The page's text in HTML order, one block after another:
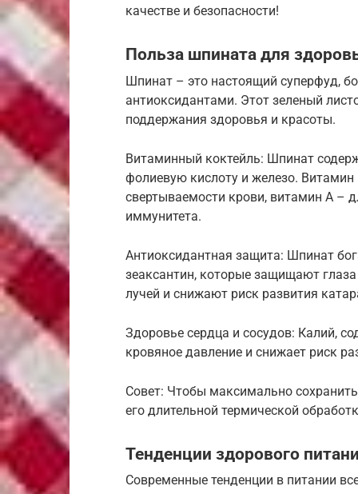
качестве и безопасности!
Польза шпината для
Шпинат – это настоящий суперфуд,
антиоксидантами. Этот зеленый
поддержания здоровья и красоты.
Витаминный коктейль: Шпинат
фолиевую кислоту и железо.
свертываемости крови, витамин A –
иммунитета.
Антиоксидантная защита: Шпинат
зеаксантин, которые защищают
лучей и снижают риск развития
Здоровье сердца и сосудов: Калий,
кровяное давление и снижает риск
Совет: Чтобы максимально
его длительной термической
Тенденции здорового
Современные тенденции в питании